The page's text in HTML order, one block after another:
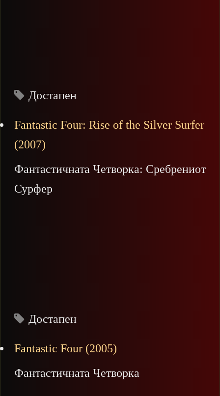
Достапен
Fantastic Four: Rise of the Silver Surfer
(2007)
Фантастичната Четворка: Сребрениот
Сурфер
Достапен
Fantastic Four (2005)
Фантастичната Четворка